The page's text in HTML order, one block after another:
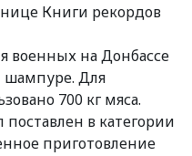
Книги рекордов
военных на Донбассе
шампуре. Для
700 кг мяса.
в категории
приготовление